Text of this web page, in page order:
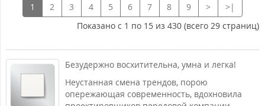
1 2 3 4 5 6 7 8 9 >
>|
Показано с 1 по 15 из 430 (всего 29 страниц)
Безудержно восхитительна, умна и легка!
Неустанная смена трендов, порою
опережающая современность, вдохновила